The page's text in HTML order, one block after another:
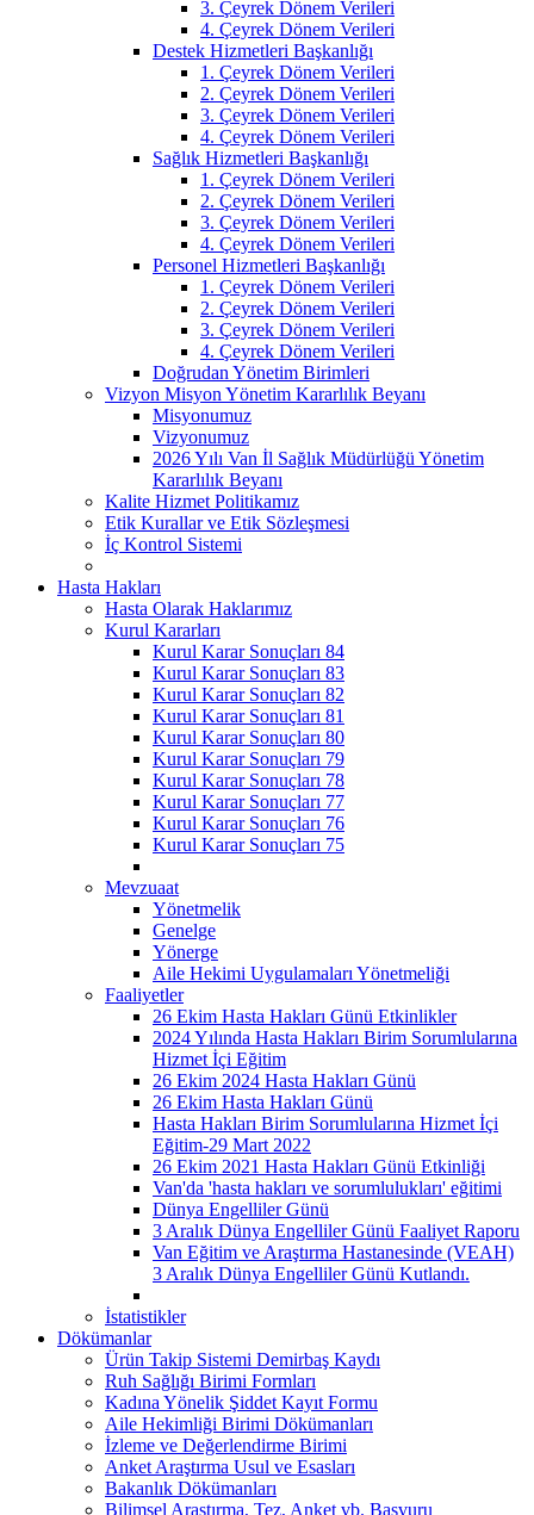
3. Çeyrek Dönem Verileri
4. Çeyrek Dönem Verileri
Destek Hizmetleri Başkanlığı
1. Çeyrek Dönem Verileri
2. Çeyrek Dönem Verileri
3. Çeyrek Dönem Verileri
4. Çeyrek Dönem Verileri
Sağlık Hizmetleri Başkanlığı
1. Çeyrek Dönem Verileri
2. Çeyrek Dönem Verileri
3. Çeyrek Dönem Verileri
4. Çeyrek Dönem Verileri
Personel Hizmetleri Başkanlığı
1. Çeyrek Dönem Verileri
2. Çeyrek Dönem Verileri
3. Çeyrek Dönem Verileri
4. Çeyrek Dönem Verileri
Doğrudan Yönetim Birimleri
Vizyon Misyon Yönetim Kararlılık Beyanı
Misyonumuz
Vizyonumuz
2026 Yılı Van İl Sağlık Müdürlüğü Yönetim
Kararlılık Beyanı
Kalite Hizmet Politikamız
Etik Kurallar ve Etik Sözleşmesi
İç Kontrol Sistemi
Hasta Hakları
Hasta Olarak Haklarımız
Kurul Kararları
Kurul Karar Sonuçları 84
Kurul Karar Sonuçları 83
Kurul Karar Sonuçları 82
Kurul Karar Sonuçları 81
Kurul Karar Sonuçları 80
Kurul Karar Sonuçları 79
Kurul Karar Sonuçları 78
Kurul Karar Sonuçları 77
Kurul Karar Sonuçları 76
Kurul Karar Sonuçları 75
Mevzuaat
Yönetmelik
Genelge
Yönerge
Aile Hekimi Uygulamaları Yönetmeliği
Faaliyetler
26 Ekim Hasta Hakları Günü Etkinlikler
2024 Yılında Hasta Hakları Birim Sorumlularına
Hizmet İçi Eğitim
26 Ekim 2024 Hasta Hakları Günü
26 Ekim Hasta Hakları Günü
Hasta Hakları Birim Sorumlularına Hizmet İçi
Eğitim-29 Mart 2022
26 Ekim 2021 Hasta Hakları Günü Etkinliği
Van'da 'hasta hakları ve sorumlulukları' eğitimi
Dünya Engelliler Günü
3 Aralık Dünya Engelliler Günü Faaliyet Raporu
Van Eğitim ve Araştırma Hastanesinde (VEAH)
3 Aralık Dünya Engelliler Günü Kutlandı.
İstatistikler
Dökümanlar
Ürün Takip Sistemi Demirbaş Kaydı
Ruh Sağlığı Birimi Formları
Kadına Yönelik Şiddet Kayıt Formu
Aile Hekimliği Birimi Dökümanları
İzleme ve Değerlendirme Birimi
Anket Araştırma Usul ve Esasları
Bakanlık Dökümanları
Bilimsel Araştırma, Tez, Anket vb. Başvuru